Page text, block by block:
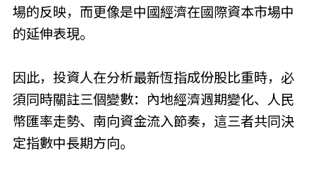
場的反映，而更像是中國經濟在國際資本市場中
的延伸表現。
因此，投資人在分析最新恆指成份股比重時，必
須同時關註三個變數：內地經濟週期變化、人民
幣匯率走勢、南向資金流入節奏，這三者共同決
定指數中長期方向。